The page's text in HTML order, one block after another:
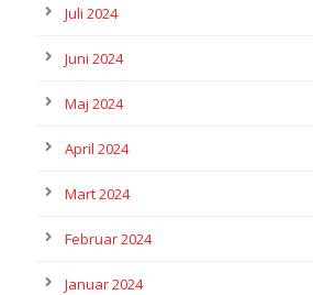
Juli 2024
Juni 2024
Maj 2024
April 2024
Mart 2024
Februar 2024
Januar 2024